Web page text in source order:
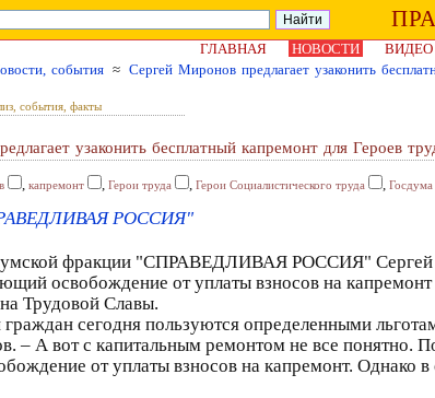
ГЛАВНАЯ
НОВОСТИ ВИДЕО
события ≈ Сергей Миронов предлагает узаконить
события, факты
узаконить бесплатный капремонт для Героев
, капремонт , Герои труда , Герои Социалистического труда , Госдума
РОССИЯ"
фракции "СПРАВЕДЛИВАЯ РОССИЯ" Сергей
освобождение от уплаты взносов на
Трудовой Славы.
граждан сегодня пользуются определенными
– А вот с капитальным ремонтом не все понятно.
от уплаты взносов на капремонт.